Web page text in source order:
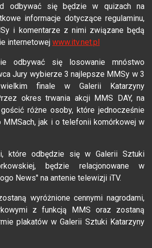
odbywać się będzie w quizach na
informacje dotyczące regulaminu,
i komentarze z nimi związane będą
internetowej www.itv.net.pl
odbywać się losowanie mnóstwo
Jury wybierze 3 najlepsze MMSy w 3
finale w Galerii Katarzyny
okres trwania akcji MMS DAY, na
różne osoby, które jednocześnie
MMSach, jak i o telefonii komórkowej w
które odbędzie się w Galerii Sztuki
będzie relacjonowane w
News" na antenie telewizji iTV.
wyróżnione cennymi nagrodami,
z funkcją MMS oraz zostaną
plakatów w Galerii Sztuki Katarzyny